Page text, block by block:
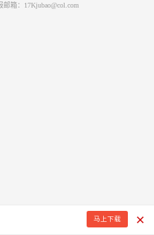
箱：17Kjubao@col.com
马上下载